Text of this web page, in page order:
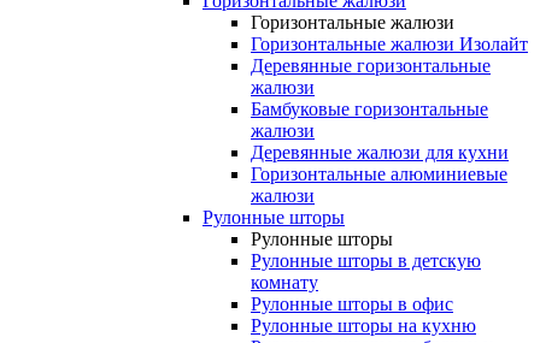
Горизонтальные жалюзи
Горизонтальные жалюзи Изолайт
Деревянные горизонтальные
жалюзи
Бамбуковые горизонтальные
жалюзи
Деревянные жалюзи для кухни
Горизонтальные алюминиевые
жалюзи
Рулонные шторы
Рулонные шторы
Рулонные шторы в детскую
комнату
Рулонные шторы в офис
Рулонные шторы на кухню